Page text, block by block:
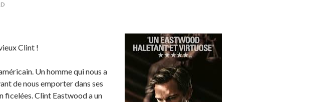
Clint !
Un homme qui nous a
de nous emporter dans ses
ficelées. Clint Eastwood a un